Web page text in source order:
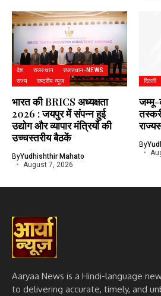
देश राजस्थान
राजस्थान-NEWS
राज्य
राष्ट्रीय न्यूज
भारत की BRICS अध्यक्षता
2026 : जयपुर में संपन्न हुई
उद्योग और व्यापार मंत्रियों की
उच्चस्तरीय बैठकें
ByYudhishthir Mahato
August 7, 2026
दिल्ली
जम्मू-
By
Aaryaa News is a Hindi-language
to delivering accurate, timely, and